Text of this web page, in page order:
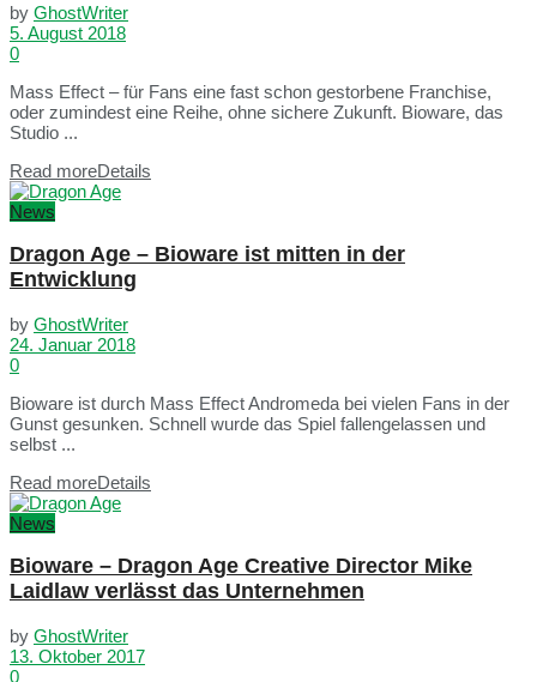
by GhostWriter
5. August 2018
0
Mass Effect – für Fans eine fast schon gestorbene Franchise,
oder zumindest eine Reihe, ohne sichere Zukunft. Bioware, das
Studio ...
Read moreDetails
News
Dragon Age – Bioware ist mitten in der
Entwicklung
by GhostWriter
24. Januar 2018
0
Bioware ist durch Mass Effect Andromeda bei vielen Fans in der
Gunst gesunken. Schnell wurde das Spiel fallengelassen und
selbst ...
Read moreDetails
News
Bioware – Dragon Age Creative Director Mike
Laidlaw verlässt das Unternehmen
by GhostWriter
13. Oktober 2017
0